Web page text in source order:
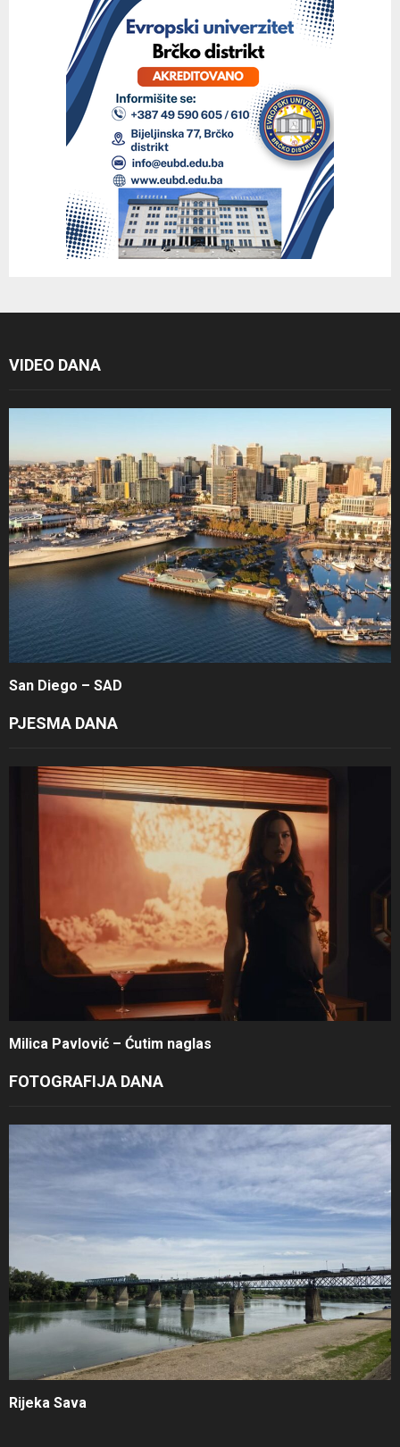
VIDEO DANA
San Diego – SAD
PJESMA DANA
Milica Pavlović – Ćutim naglas
FOTOGRAFIJA DANA
Rijeka Sava